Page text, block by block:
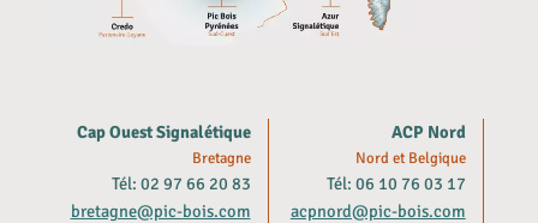
Cap Ouest Signalétique
Bretagne
Tél: 02 97 66 20 83
bretagne@pic-bois.com
ACP Nord
Nord et Belgique
Tél: 06 10 76 03 17
acpnord@pic-bois.com